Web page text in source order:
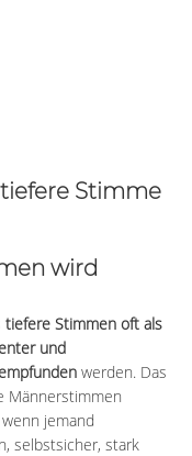
Stimme
wird
tiefere Stimmen oft als
und
werden. Das
Männerstimmen
jemand
selbstsicher, stark